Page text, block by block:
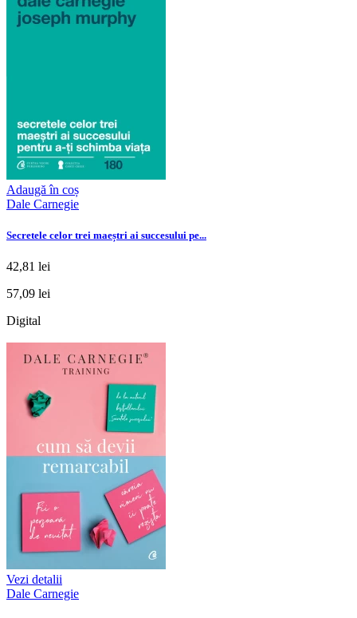
Adaugă în coș
Dale Carnegie
Secretele celor trei maeștri ai succesului pe...
42,81 lei
57,09 lei
Digital
Vezi detalii
Dale Carnegie